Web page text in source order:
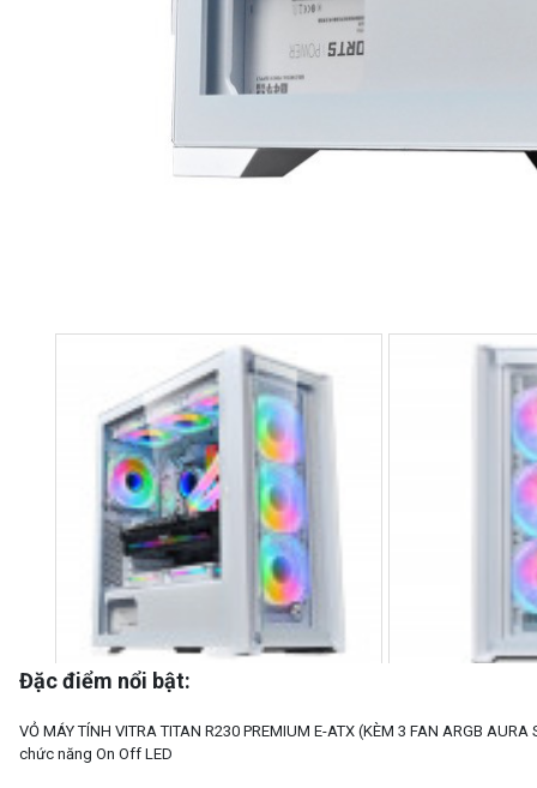
Đặc điểm nổi bật:
VỎ MÁY TÍNH VITRA TITAN R230 PREMIUM E-ATX (KÈM 3 FAN ARGB AURA
chức năng On Off LED